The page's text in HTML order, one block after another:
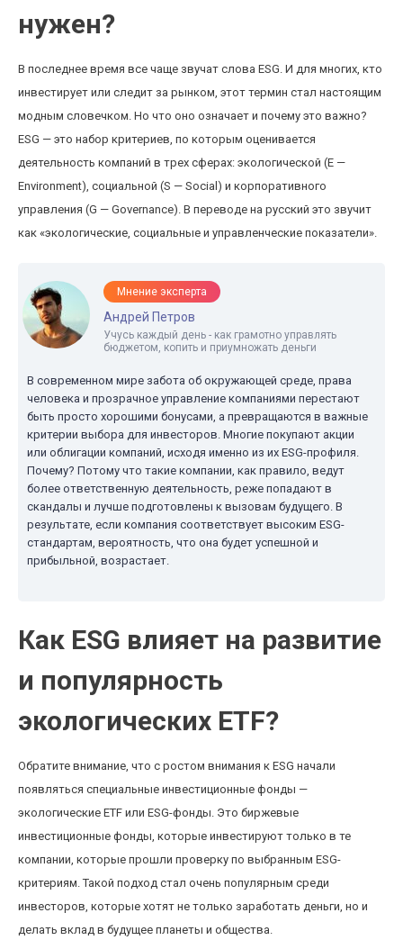
нужен?
В последнее время все чаще звучат слова ESG. И для многих, кто
инвестирует или следит за рынком, этот термин стал настоящим
модным словечком. Но что оно означает и почему это важно?
ESG — это набор критериев, по которым оценивается
деятельность компаний в трех сферах: экологической (E —
Environment), социальной (S — Social) и корпоративного
управления (G — Governance). В переводе на русский это звучит
как «экологические, социальные и управленческие показатели».
Мнение эксперта
Андрей Петров
Учусь каждый день - как грамотно управлять
бюджетом, копить и приумножать деньги
В современном мире забота об окружающей среде, права
человека и прозрачное управление компаниями перестают
быть просто хорошими бонусами, а превращаются в важные
критерии выбора для инвесторов. Многие покупают акции
или облигации компаний, исходя именно из их ESG-профиля.
Почему? Потому что такие компании, как правило, ведут
более ответственную деятельность, реже попадают в
скандалы и лучше подготовлены к вызовам будущего. В
результате, если компания соответствует высоким ESG-
стандартам, вероятность, что она будет успешной и
прибыльной, возрастает.
Как ESG влияет на развитие
и популярность
экологических ETF?
Обратите внимание, что с ростом внимания к ESG начали
появляться специальные инвестиционные фонды —
экологические ETF или ESG-фонды. Это биржевые
инвестиционные фонды, которые инвестируют только в те
компании, которые прошли проверку по выбранным ESG-
критериям. Такой подход стал очень популярным среди
инвесторов, которые хотят не только заработать деньги, но и
делать вклад в будущее планеты и общества.